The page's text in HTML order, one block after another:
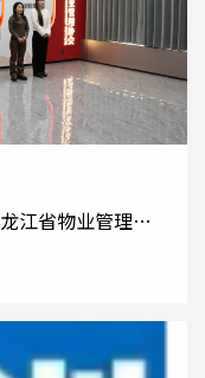
江省物业管理协